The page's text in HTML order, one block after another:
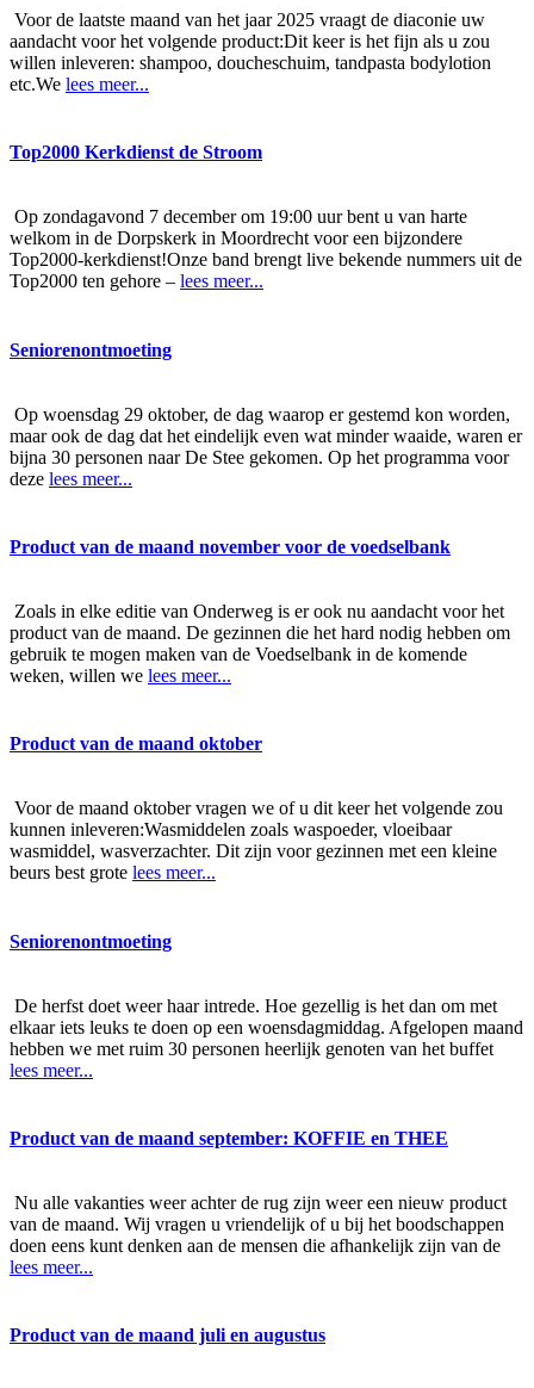
Voor de laatste maand van het jaar 2025 vraagt de diaconie uw
aandacht voor het volgende product:Dit keer is het fijn als u zou
willen inleveren: shampoo, doucheschuim, tandpasta bodylotion
etc.We lees meer...
Top2000 Kerkdienst de Stroom
Op zondagavond 7 december om 19:00 uur bent u van harte
welkom in de Dorpskerk in Moordrecht voor een bijzondere
Top2000-kerkdienst!Onze band brengt live bekende nummers uit de
Top2000 ten gehore – lees meer...
Seniorenontmoeting
Op woensdag 29 oktober, de dag waarop er gestemd kon worden,
maar ook de dag dat het eindelijk even wat minder waaide, waren er
bijna 30 personen naar De Stee gekomen. Op het programma voor
deze lees meer...
Product van de maand november voor de voedselbank
Zoals in elke editie van Onderweg is er ook nu aandacht voor het
product van de maand. De gezinnen die het hard nodig hebben om
gebruik te mogen maken van de Voedselbank in de komende
weken, willen we lees meer...
Product van de maand oktober
Voor de maand oktober vragen we of u dit keer het volgende zou
kunnen inleveren:Wasmiddelen zoals waspoeder, vloeibaar
wasmiddel, wasverzachter. Dit zijn voor gezinnen met een kleine
beurs best grote lees meer...
Seniorenontmoeting
De herfst doet weer haar intrede. Hoe gezellig is het dan om met
elkaar iets leuks te doen op een woensdagmiddag. Afgelopen maand
hebben we met ruim 30 personen heerlijk genoten van het buffet
lees meer...
Product van de maand september: KOFFIE en THEE
Nu alle vakanties weer achter de rug zijn weer een nieuw product
van de maand. Wij vragen u vriendelijk of u bij het boodschappen
doen eens kunt denken aan de mensen die afhankelijk zijn van de
lees meer...
Product van de maand juli en augustus